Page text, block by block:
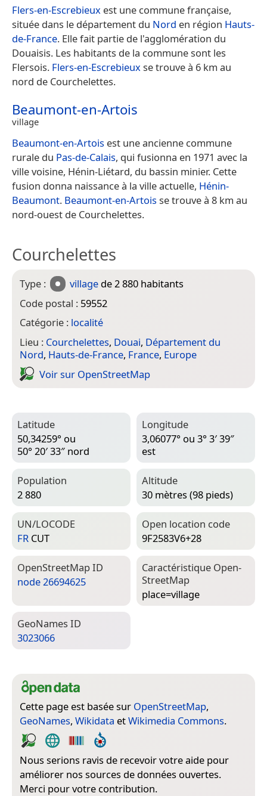
Flers-en-Escrebieux est une commune française,
située dans le département du Nord en région Hauts-
de-France. Elle fait partie de l'agglomération du
Douaisis. Les habitants de la commune sont les
Flersois. Flers-en-Escrebieuxse trouve à 6 km au
nord de Courchelettes.
Beaumont-en-Artois
village
Beaumont-en-Artois est une ancienne commune
rurale du Pas-de-Calais, qui fusionna en 1971 avec la
ville voisine, Hénin-Liétard, du bassin minier. Cette
fusion donna naissance à la ville actuelle, Hénin-
Beaumont. Beaumont-en-Artoisse trouve à 8 km au
nord-ouest de Courchelettes.
Courchelettes
Type : village de 2 880 habitants
Code postal : 59552
Catégorie : localité
Lieu : Courchelettes, Douai, Département du
Nord, Hauts-de-France, France, Europe
Voir sur Open­Street­Map
Latitude
50,34259° ou
50° 20′ 33″ nord
Longitude
3,06077° ou 3° 3′ 39″
est
Population
2 880
Altitude
30 mètres (98 pieds)
UN/LOCODE
FR CUT
Open location code
9F2583V6+28
Open­Street­Map ID
node 26694625
Caractéristique Open­
Street­Map
place=­village
Geo­Names ID
3023066
Cette page est basée sur OpenStreetMap,
GeoNames, Wikidata etWikimedia Commons.
Nous serions ravis de recevoir votre aide pour
améliorer nos sources de données ouvertes.
Merci pour votre contribution.